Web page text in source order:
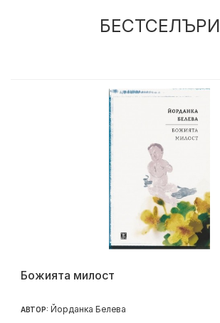
БЕСТСЕЛЪРИ
Божията милост
АВТОР: Йорданка Белева